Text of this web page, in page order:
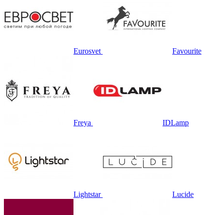
Eurosvet Favourite
Freya IDLamp
Lightstar Lucide